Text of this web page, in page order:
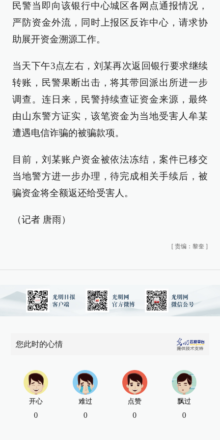
民警当即向该银行中心城区各网点通报情况，
严防资金外流，同时上报区反诈中心，请求协
助展开资金溯源工作。
当天下午3点左右，刘某再次返回银行要求继续
转账，民警果断出击，将其带回派出所进一步
调查。连日来，民警持续查证资金来源，最终
由山东警方证实，该笔资金为当地受害人牟某
遭遇电信诈骗的被骗款项。
目前，刘某账户资金被依法冻结，案件已移交
当地警方进一步办理，待完成相关手续后，被
骗资金将全额返还给受害人。
（记者 唐雨）
[ 责编：黎奎 ]
您此时的心情
开心
0
难过
0
点赞
0
飘过
0